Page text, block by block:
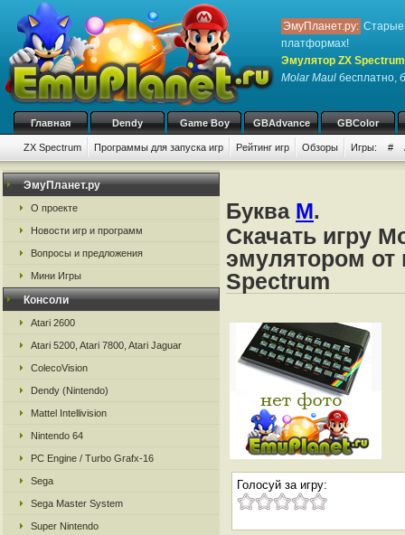
ЭмуПланет.ру: Старые
платформах!
Эмулятор ZX
Molar Maul бесплатно,
Главная Dendy Game Boy GBAdvance GBColor
ZX Spectrum Программы для запуска игр Рейтинг игр Обзоры Игры: #
ЭмуПланет.ру
О проекте
Новости игр и программ
Вопросы и предложения
Мини Игры
Консоли
Atari 2600
Atari 5200, Atari 7800, Atari Jaguar
ColecoVision
Dendy (Nintendo)
Mattel Intellivision
Nintendo 64
PC Engine / Turbo Grafx-16
Sega
Sega Master System
Super Nintendo
Буква M.
Скачать игру
эмулятором от
Spectrum
Голосуй за игру: